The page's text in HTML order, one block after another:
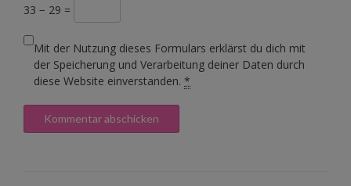
33 − 29 =
Mit der Nutzung dieses Formulars erklärst du dich mit
der Speicherung und Verarbeitung deiner Daten durch
diese Website einverstanden. *